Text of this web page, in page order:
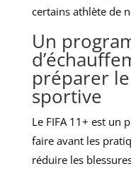
certains athlète de
Un
préparer le
sportive
Le FIFA 11+ est un
faire avant les
réduire les